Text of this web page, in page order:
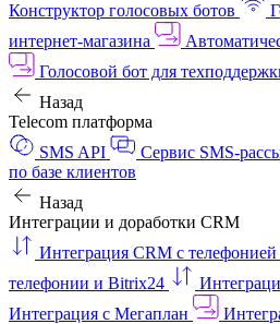
Конструктор голосовых ботов
интернет‑магазина
Голосовой бот для
Назад
Telecom платформа
SMS API
Сервис SMS-
по базе клиентов
Назад
Интеграции и доработки CRM
Интеграция CRM с
телефонии и Bitrix24
Интеграция с Мегаплан